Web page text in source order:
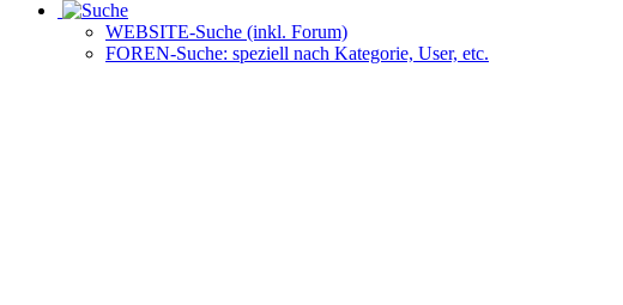
WEBSITE-Suche (inkl. Forum)
FOREN-Suche: speziell nach Kategorie, User, etc.